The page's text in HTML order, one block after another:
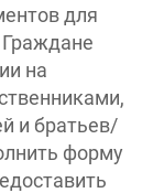
для
на
и братьев/
форму